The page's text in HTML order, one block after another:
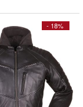
- 18%